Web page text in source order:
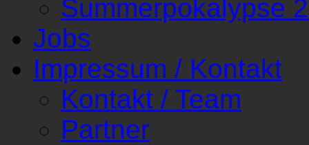
Summerpokalypse
Jobs
Impressum / Kontakt
Kontakt / Team
Partner